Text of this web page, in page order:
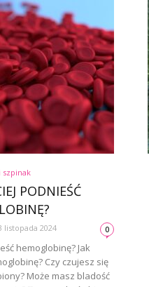
szpinak
PODNIEŚĆ
listopada 2024 0
hemoglobinę? Jak
Czy czujesz się
Może masz bladość